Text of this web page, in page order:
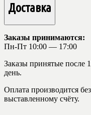
Доставка
Заказы принимаются:
Пн-Пт 10:00 — 17:00
Заказы принятые после
день.
Оплата производится
выставленному счёту.